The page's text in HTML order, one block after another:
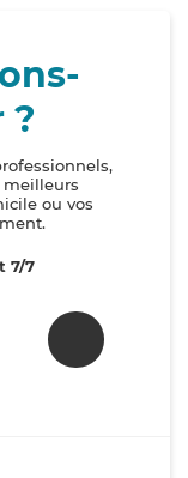
?
meilleurs
ou vos
7/7